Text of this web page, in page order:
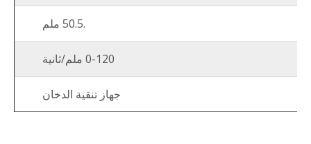
.50.5 ملم
0-120 ملم/ثانية
جهاز تنقية الدخان